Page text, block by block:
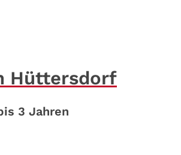
Hüttersdorf
3 Jahren